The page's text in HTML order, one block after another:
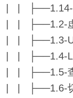
| | ├──1.14-
| | ├──1.2-
| | ├──1.3-
| | ├──1.4-
| | ├──1.5-
| | ├──1.6-